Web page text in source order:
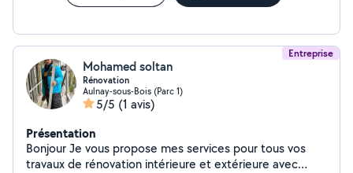
Entreprise
Mohamed soltan
Rénovation
Aulnay-sous-Bois (Parc 1)
5/5 (1 avis)
Présentation
Bonjour Je vous propose mes services pour tous vos
travaux de rénovation intérieure et extérieure avec